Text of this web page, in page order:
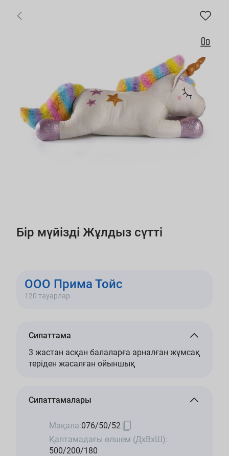
Бір мүйізді Жұлдыз сүтті
ООО Прима Тойс
120 тауарлар
Сипаттама
3 жастан асқан балаларға арналған жұмсақ
теріден жасалған ойыншық
Сипаттамалары
Мақала:076/50/52
Қаптамадағы өлшем (ДхВхШ):
500/200/180